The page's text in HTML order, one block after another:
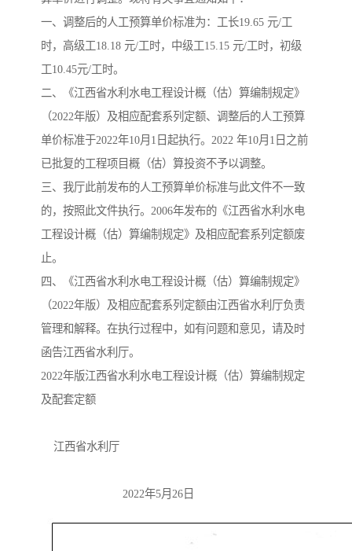
一、调整后的人工预算单价标准为：工长19.65 元/工
时，高级工18.18 元/工时，中级工15.15 元/工时，初级
工10.45元/工时。
二、《江西省水利水电工程设计概（估）算编制规定》
（2022年版）及相应配套系列定额、调整后的人工预算
单价标准于2022年10月1日起执行。2022 年10月1日之前
已批复的工程项目概（估）算投资不予以调整。
三、我厅此前发布的人工预算单价标准与此文件不一致
的，按照此文件执行。2006年发布的《江西省水利水电
工程设计概（估）算编制规定》及相应配套系列定额废
止。
四、《江西省水利水电工程设计概（估）算编制规定》
（2022年版）及相应配套系列定额由江西省水利厅负责
管理和解释。在执行过程中，如有问题和意见，请及时
函告江西省水利厅。
2022年版江西省水利水电工程设计概（估）算编制规定
及配套定额
江西省水利厅
2022年5月26日
算定额
广东省水利水电概预算定 全国消耗量工程定额
四川省清单计价定额
额